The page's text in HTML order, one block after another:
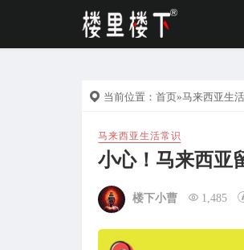
当前位置： 首页»马来西亚生
马来西亚生活常识
小心！马来西亚
楼下小曹 1,485